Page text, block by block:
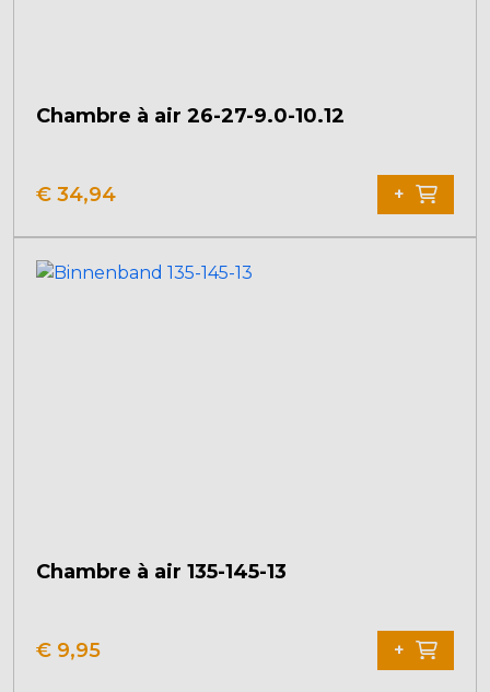
Chambre à air 26-27-9.0-10.12
€ 34,94 +
Chambre à air 135-145-13
€ 9,95 +